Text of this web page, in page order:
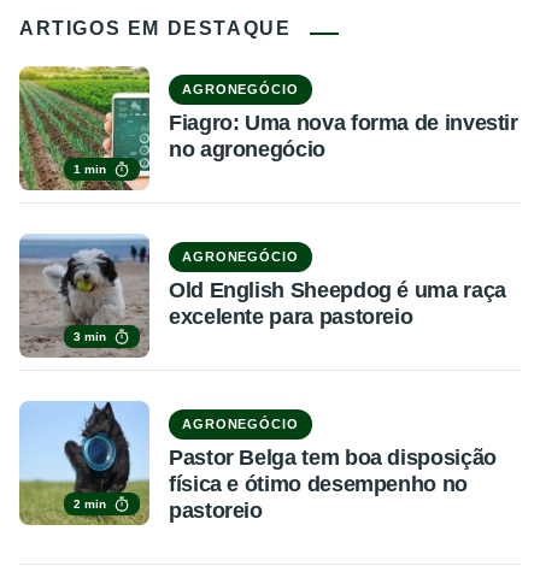
ARTIGOS EM DESTAQUE
1 min
AGRONEGÓCIO
Fiagro: Uma nova forma de investir
no agronegócio
3 min
AGRONEGÓCIO
Old English Sheepdog é uma raça
excelente para pastoreio
2 min
AGRONEGÓCIO
Pastor Belga tem boa disposição
física e ótimo desempenho no
pastoreio